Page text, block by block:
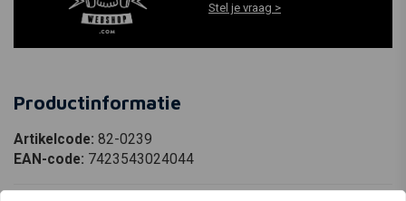
Stel je vraag >
Productinformatie
Artikelcode: 82-0239
EAN-code: 7423543024044